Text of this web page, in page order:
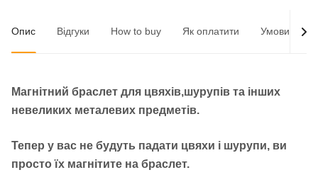
Опис Відгуки How to buy Як оплатити Умови
Магнітний браслет для цвяхів,шурупів та інших
невеликих металевих предметів.
Тепер у вас не будуть падати цвяхи і шурупи, ви
просто їх магнітите на браслет.